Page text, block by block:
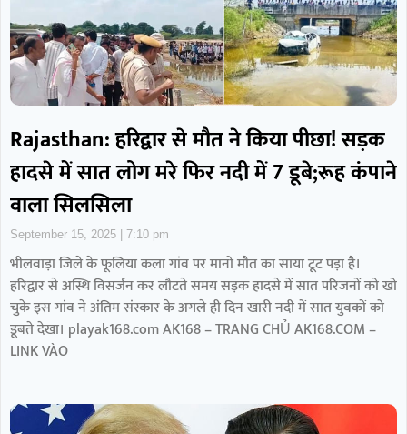
Rajasthan: हरिद्वार से मौत ने किया पीछा! सड़क
हादसे में सात लोग मरे फिर नदी में 7 डूबे;रूह कंपाने
वाला सिलसिला
September 15, 2025 7:10 pm
भीलवाड़ा जिले के फूलिया कला गांव पर मानो मौत का साया टूट पड़ा है।
हरिद्वार से अस्थि विसर्जन कर लौटते समय सड़क हादसे में सात परिजनों को खो
चुके इस गांव ने अंतिम संस्कार के अगले ही दिन खारी नदी में सात युवकों को
डूबते देखा। playak168.com AK168 – TRANG CHỦ AK168.COM –
LINK VÀO